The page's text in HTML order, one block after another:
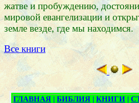
жатве и пробуждению,
мировой евангелизации и
земле везде, где мы находимся.
Все книги